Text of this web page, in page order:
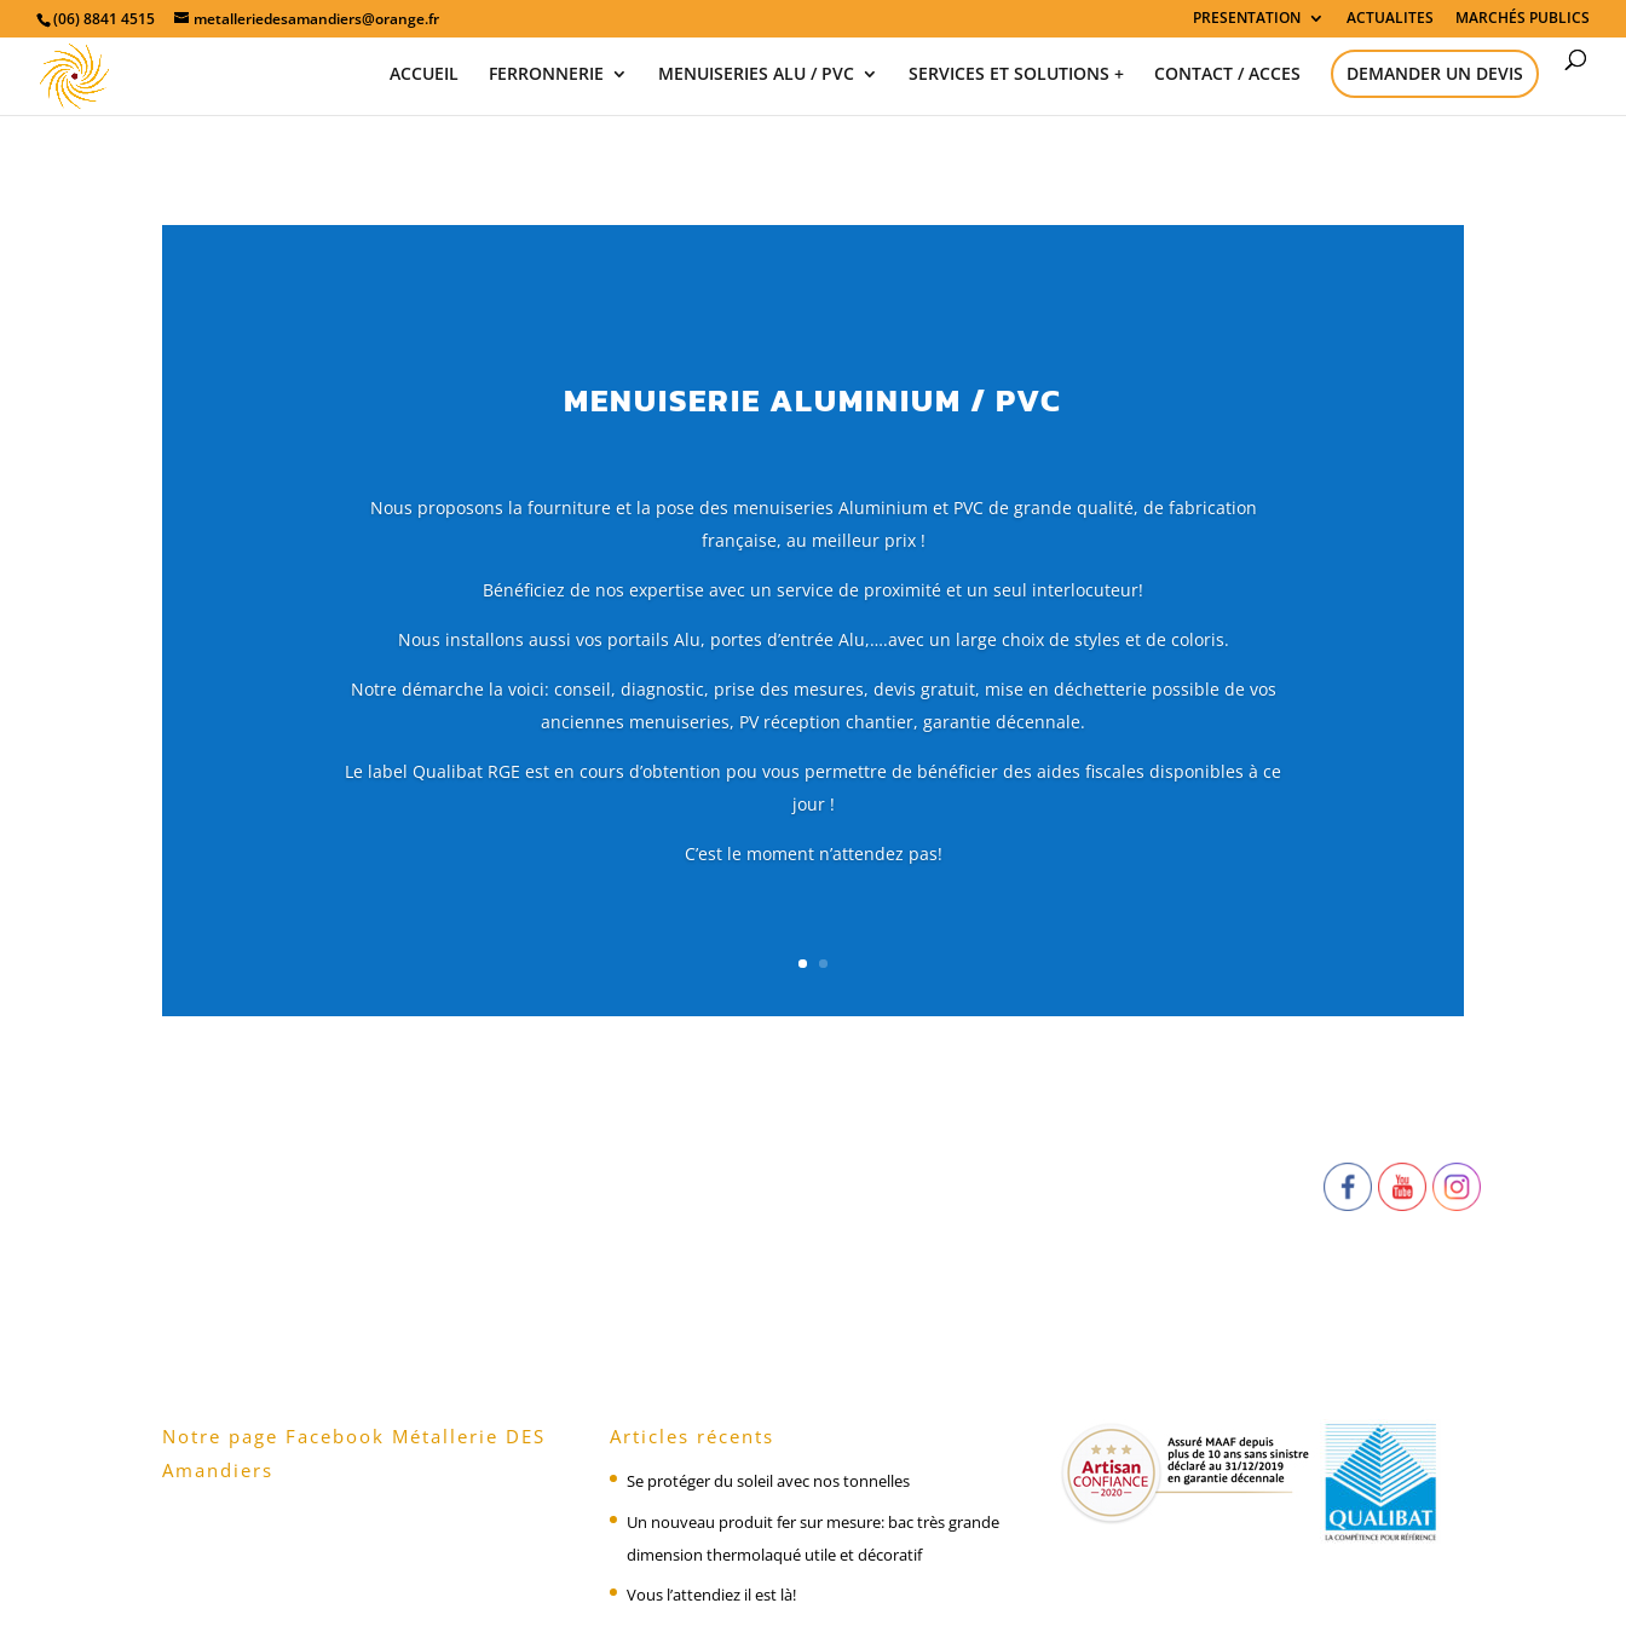
(06) 8841 4515 metalleriedesamandiers@orange.fr PRESENTATION ACTUALITES MARCHÉS PUBLICS
ACCUEIL FERRONNERIE MENUISERIES ALU / PVC SERVICES ET SOLUTIONS + CONTACT / ACCES DEMANDER UN DEVIS
MENUISERIE ALUMINIUM / PVC
Nous proposons la fourniture et la pose des menuiseries Aluminium et PVC de grande qualité, de fabrication
française, au meilleur prix !
Bénéficiez de nos expertise avec un service de proximité et un seul interlocuteur!
Nous installons aussi vos portails Alu, portes d’entrée Alu,….avec un large choix de styles et de coloris.
Notre démarche la voici: conseil, diagnostic, prise des mesures, devis gratuit, mise en déchetterie possible de vos
anciennes menuiseries, PV réception chantier, garantie décennale.
Le label Qualibat RGE est en cours d’obtention pou vous permettre de bénéficier des aides fiscales disponibles à ce
jour !
C’est le moment n’attendez pas!
Notre page Facebook Métallerie DES
Amandiers
Articles récents
Se protéger du soleil avec nos tonnelles
Un nouveau produit fer sur mesure: bac très grande
dimension thermolaqué utile et décoratif
Vous l’attendiez il est là!